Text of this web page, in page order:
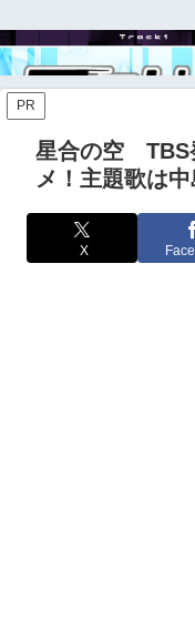
PR
星合の空 TBS
メ！主題歌は中
X